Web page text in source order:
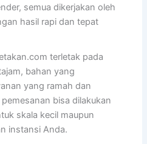
semua dikerjakan oleh
hasil rapi dan tepat
terletak pada
bahan yang
yang ramah dan
bisa dilakukan
skala kecil maupun
instansi Anda.